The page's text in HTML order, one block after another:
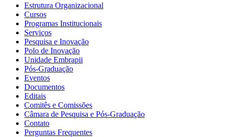
Estrutura Organizacional
Cursos
Programas Institucionais
Serviços
Pesquisa e Inovação
Polo de Inovação
Unidade Embrapii
Pós-Graduação
Eventos
Documentos
Editais
Comitês e Comissões
Câmara de Pesquisa e Pós-Graduação
Contato
Perguntas Frequentes